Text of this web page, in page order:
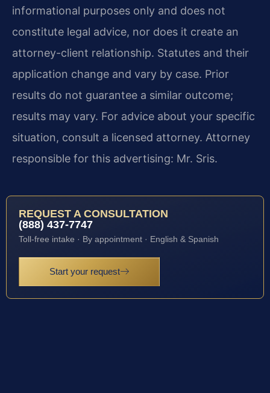
informational purposes only and does not
constitute legal advice, nor does it create an
attorney-client relationship. Statutes and their
application change and vary by case. Prior
results do not guarantee a similar outcome;
results may vary. For advice about your specific
situation, consult a licensed attorney. Attorney
responsible for this advertising: Mr. Sris.
REQUEST A CONSULTATION
(888) 437-7747
Toll-free intake · By appointment · English & Spanish
Start your request